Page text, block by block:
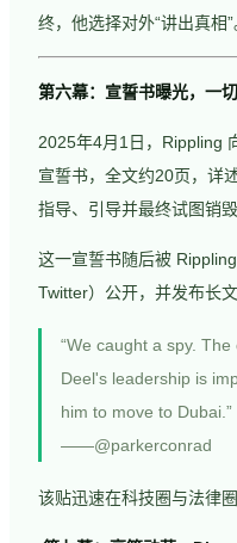
终，他选择对外“讲出真相”
第六幕：宣誓书曝光，一
2025年4月1日，Rippling
宣誓书，全文约20页，详
指导、引导并最终试图销
这一宣誓书随后被
Twitter）公开，并发布长
“We caught a spy.
Deel's leadership is
him to move to Dubai.”
——@parkerconrad
该贴迅速在科技圈与法律